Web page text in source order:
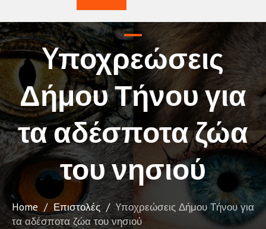
Yποχρεώσεις
Δήμου Τήνου για
τα αδέσποτα ζώα
του νησιού
Home / Επιστολές / Yποχρεώσεις Δήμου Τήνου για
τα αδέσποτα ζώα του νησιού